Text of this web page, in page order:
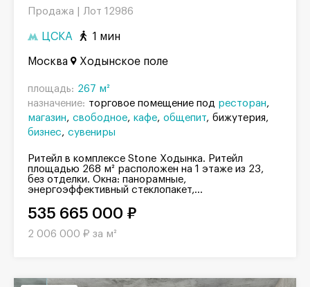
Продажа | Лот 12986
ЦСКА 1 мин
Москва Ходынское поле
площадь: 267 м²
назначение: торговое помещение под ресторан
магазин
свободное кафе общепит бижутерия
бизнес
сувениры
Ритейл в комплексе Stone Ходынка. Ритейл
площадью 268 м² расположен на 1 этаже из 23,
без отделки. Окна: панорамные,
энергоэффективный стеклопакет,...
535 665 000 ₽
2 006 000 ₽ за м²